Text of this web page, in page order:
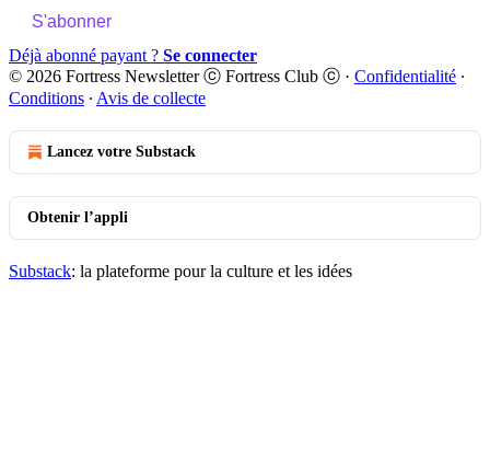
S'abonner
Déjà abonné payant ? Se connecter
© 2026 Fortress Newsletter ⓒ Fortress Club ⓒ · Confidentialité ∙
Conditions ∙ Avis de collecte
Lancez votre Substack
Obtenir l’appli
Substack: la plateforme pour la culture et les idées